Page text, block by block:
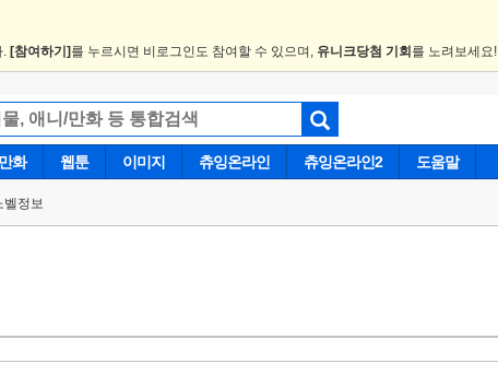
. [참여하기] 를 누르시면 비로그인도 참여할 수 있으며, 유니크당첨 기회 를 노려보세요!
화 웹툰 이미지 츄잉온라인 츄잉온라인2 도움말
벨정보